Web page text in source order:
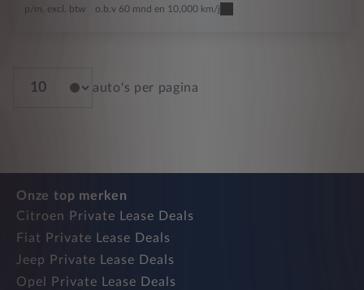
p/m. excl. btw o.b.v 60 mnd en 10,000 km/j
auto's per pagina
Onze top merken
Citroen Private Lease Deals
Fiat Private Lease Deals
Jeep Private Lease Deals
Opel Private Lease Deals